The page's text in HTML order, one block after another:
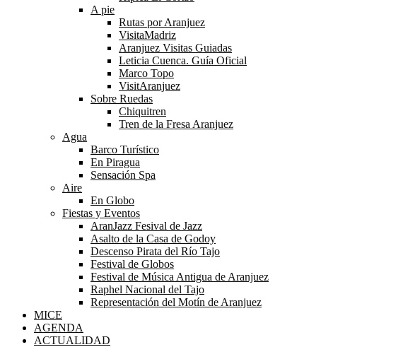
A pie
Rutas por Aranjuez
VisitaMadriz
Aranjuez Visitas Guiadas
Leticia Cuenca. Guía Oficial
Marco Topo
VisitAranjuez
Sobre Ruedas
Chiquitren
Tren de la Fresa Aranjuez
Agua
Barco Turístico
En Piragua
Sensación Spa
Aire
En Globo
Fiestas y Eventos
AranJazz Fesival de Jazz
Asalto de la Casa de Godoy
Descenso Pirata del Río Tajo
Festival de Globos
Festival de Música Antigua de Aranjuez
Raphel Nacional del Tajo
Representación del Motín de Aranjuez
MICE
AGENDA
ACTUALIDAD